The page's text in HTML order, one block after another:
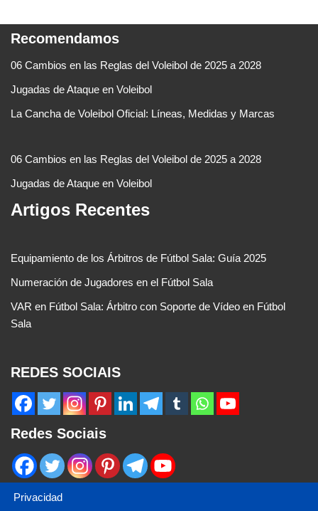
Recomendamos
06 Cambios en las Reglas del Voleibol de 2025 a 2028
Jugadas de Ataque en Voleibol
La Cancha de Voleibol Oficial: Líneas, Medidas y Marcas
06 Cambios en las Reglas del Voleibol de 2025 a 2028
Jugadas de Ataque en Voleibol
Artigos Recentes
Equipamiento de los Árbitros de Fútbol Sala: Guía 2025
Numeración de Jugadores en el Fútbol Sala
VAR en Fútbol Sala: Árbitro con Soporte de Vídeo en Fútbol
Sala
REDES SOCIAIS
Redes Sociais
Privacidad